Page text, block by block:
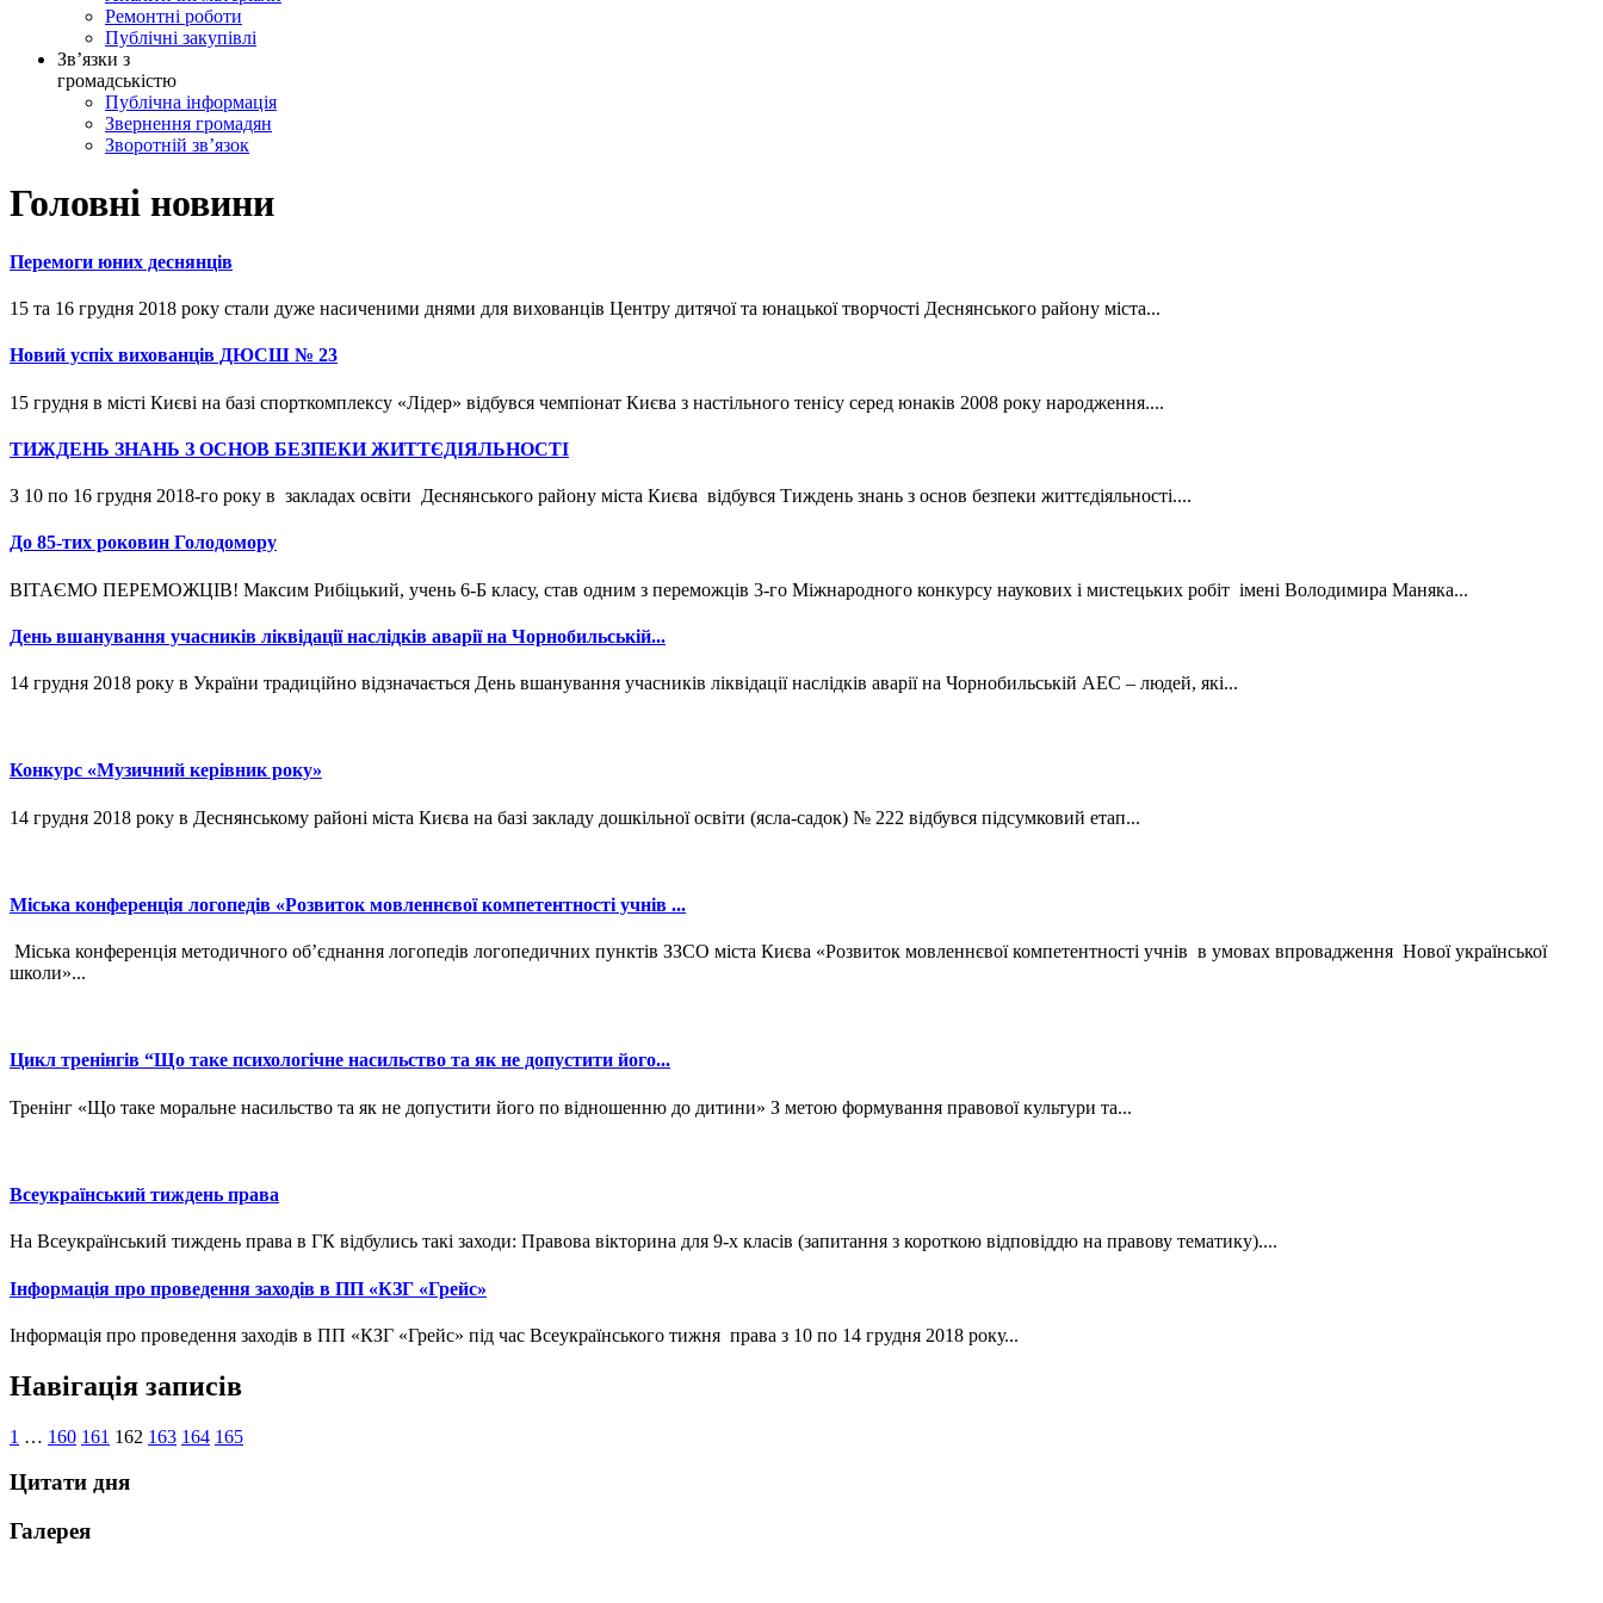
Ремонтні роботи
Публічні закупівлі
Зв’язки з
громадськістю
Публічна інформація
Звернення громадян
Зворотній зв’язок
Головні новини
Перемоги юних деснянців
15 та 16 грудня 2018 року стали дуже насиченими днями для вихованців Центру дитячої та юнацької творчості Деснянського району міста...
Новий успіх вихованців ДЮСШ № 23
15 грудня в місті Києві на базі спорткомплексу «Лідер» відбувся чемпіонат Києва з настільного тенісу серед юнаків 2008 року народження....
ТИЖДЕНЬ ЗНАНЬ З ОСНОВ БЕЗПЕКИ ЖИТТЄДІЯЛЬНОСТІ
З 10 по 16 грудня 2018-го року в закладах освіти Деснянського району міста Києва відбувся Тиждень знань з основ безпеки життєдіяльності....
До 85-тих роковин Голодомору
ВІТАЄМО ПЕРЕМОЖЦІВ! Максим Рибіцький, учень 6-Б класу, став одним з переможців 3-го Міжнародного конкурсу наукових і мистецьких робіт імені Володимира Маняка...
День вшанування учасників ліквідації наслідків аварії на Чорнобильській...
14 грудня 2018 року в України традиційно відзначається День вшанування учасників ліквідації наслідків аварії на Чорнобильській АЕС – людей, які...
Конкурс «Музичний керівник року»
14 грудня 2018 року в Деснянському районі міста Києва на базі закладу дошкільної освіти (ясла-садок) № 222 відбувся підсумковий етап...
Міська конференція логопедів «Розвиток мовленнєвої компетентності учнів ...
Міська конференція методичного об’єднання логопедів логопедичних пунктів ЗЗСО міста Києва «Розвиток мовленнєвої компетентності учнів в умовах впровадження Нової української
школи»...
Цикл тренінгів “Що таке психологічне насильство та як не допустити його...
Тренінг «Що таке моральне насильство та як не допустити його по відношенню до дитини» З метою формування правової культури та...
Всеукраїнський тиждень права
На Всеукраїнський тиждень права в ГК відбулись такі заходи: Правова вікторина для 9-х класів (запитання з короткою відповіддю на правову тематику)....
Інформація про проведення заходів в ПП «КЗГ «Грейс»
Інформація про проведення заходів в ПП «КЗГ «Грейс» під час Всеукраїнського тижня права з 10 по 14 грудня 2018 року...
Навігація записів
1 … 160 161 162 163 164 165
Цитати дня
Галерея